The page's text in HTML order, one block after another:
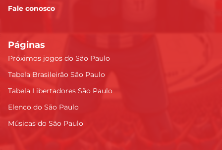
Fale conosco
Páginas
Próximos jogos do São Paulo
Tabela Brasileirão São Paulo
Tabela Libertadores São Paulo
Elenco do São Paulo
Músicas do São Paulo